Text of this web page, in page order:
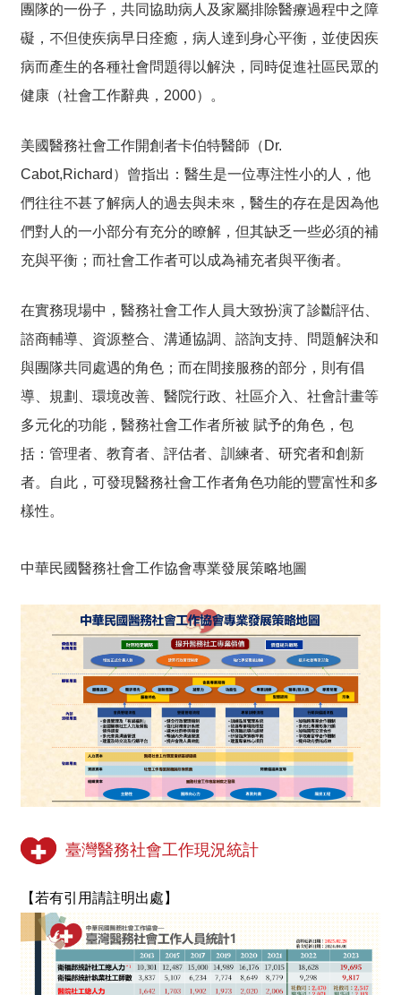
團隊的一份子，共同協助病人及家屬排除醫療過程中之障
礙，不但使疾病早日痊癒，病人達到身心平衡，並使因疾
病而產生的各種社會問題得以解決，同時促進社區民眾的
健康（社會工作辭典，2000）。
美國醫務社會工作開創者卡伯特醫師（Dr.
Cabot,Richard）曾指出：醫生是一位專注性小的人，他
們往往不甚了解病人的過去與未來，醫生的存在是因為他
們對人的一小部分有充分的瞭解，但其缺乏一些必須的補
充與平衡；而社會工作者可以成為補充者與平衡者。
在實務現場中，醫務社會工作人員大致扮演了診斷評估、
諮商輔導、資源整合、溝通協調、諮詢支持、問題解決和
與團隊共同處遇的角色；而在間接服務的部分，則有倡
導、規劃、環境改善、醫院行政、社區介入、社會計畫等
多元化的功能，醫務社會工作者所被 賦予的角色，包
括：管理者、教育者、評估者、訓練者、研究者和創新
者。自此，可發現醫務社會工作者角色功能的豐富性和多
樣性。
中華民國醫務社會工作協會專業發展策略地圖
臺灣醫務社會工作現況統計
【若有引用請註明出處】